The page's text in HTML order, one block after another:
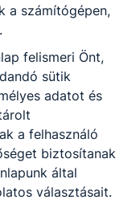
a számítógépen,
felismeri Önt,
sütik
adatot és
a felhasználó
biztosítanak
által
választásait.